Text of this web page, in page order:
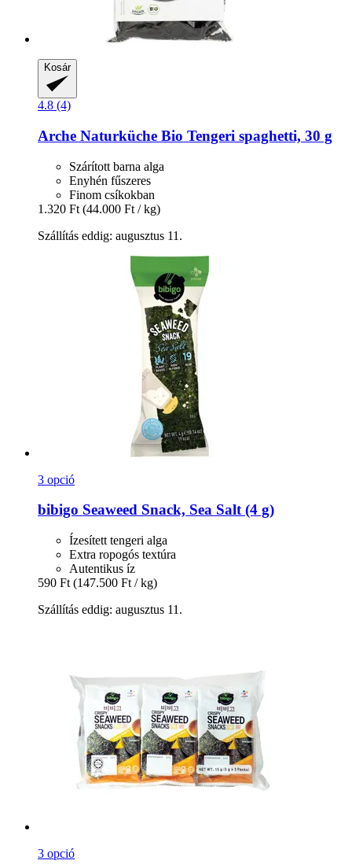
Kosár
4.8 (4)
Arche Naturküche Bio Tengeri spaghetti, 30 g
Szárított barna alga
Enyhén fűszeres
Finom csíkokban
1.320 Ft (44.000 Ft / kg)
Szállítás eddig: augusztus 11.
3 opció
bibigo Seaweed Snack, Sea Salt (4 g)
Ízesített tengeri alga
Extra ropogós textúra
Autentikus íz
590 Ft (147.500 Ft / kg)
Szállítás eddig: augusztus 11.
3 opció